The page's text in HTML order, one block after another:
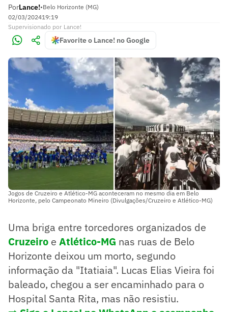
PorLance!•Belo Horizonte (MG)
02/03/202419:19
Supervisionado por Lance!
Favorite o Lance! no Google
Jogos de Cruzeiro e Atlético-MG aconteceram no mesmo dia em Belo
Horizonte, pelo Campeonato Mineiro (Divulgações/Cruzeiro e Atlético-MG)
Uma briga entre torcedores organizados de
Cruzeiro e Atlético-MG nas ruas de Belo
Horizonte deixou um morto, segundo
informação da "Itatiaia". Lucas Elias Vieira foi
baleado, chegou a ser encaminhado para o
Hospital Santa Rita, mas não resistiu.